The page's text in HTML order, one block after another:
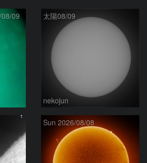
09 太陽08/09
nekojun
Sun 2026/08/08